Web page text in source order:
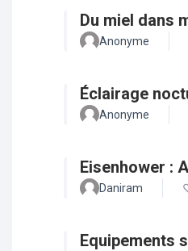
Du miel dans
Anonyme
Éclairage
Anonyme
Eisenhower :
Daniram
Equipements